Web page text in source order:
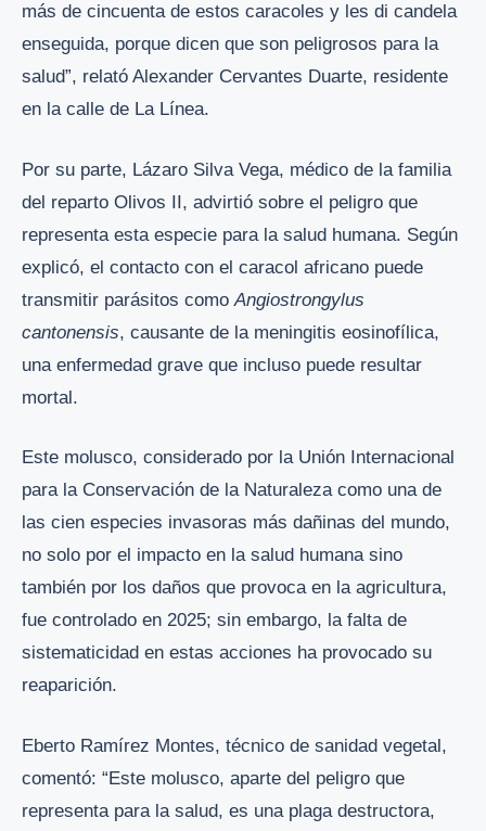
más de cincuenta de estos caracoles y les di candela
enseguida, porque dicen que son peligrosos para la
salud”, relató Alexander Cervantes Duarte, residente
en la calle de La Línea.
Por su parte, Lázaro Silva Vega, médico de la familia
del reparto Olivos II, advirtió sobre el peligro que
representa esta especie para la salud humana. Según
explicó, el contacto con el caracol africano puede
transmitir parásitos como Angiostrongylus
cantonensis, causante de la meningitis eosinofílica,
una enfermedad grave que incluso puede resultar
mortal.
Este molusco, considerado por la Unión Internacional
para la Conservación de la Naturaleza como una de
las cien especies invasoras más dañinas del mundo,
no solo por el impacto en la salud humana sino
también por los daños que provoca en la agricultura,
fue controlado en 2025; sin embargo, la falta de
sistematicidad en estas acciones ha provocado su
reaparición.
Eberto Ramírez Montes, técnico de sanidad vegetal,
comentó: “Este molusco, aparte del peligro que
representa para la salud, es una plaga destructora,